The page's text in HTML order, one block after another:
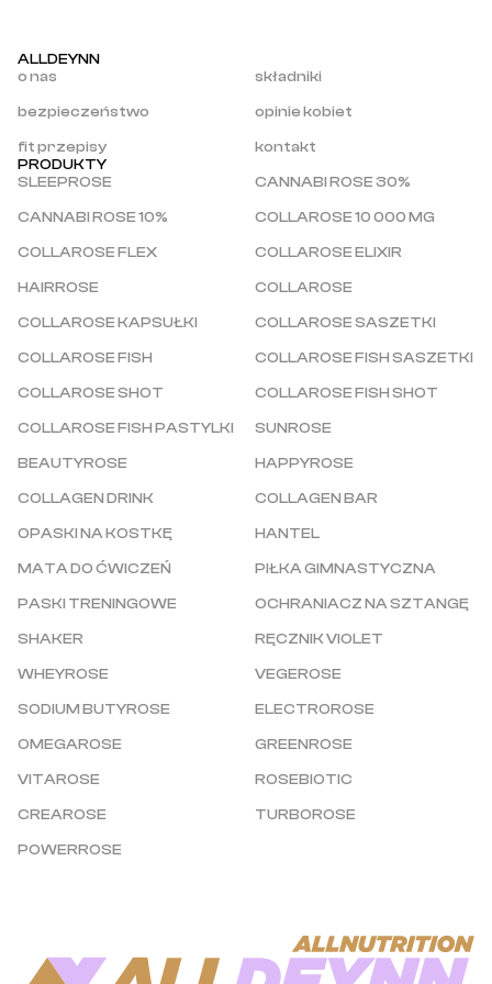
ALLDEYNN
o nas
składniki
bezpieczeństwo
opinie kobiet
fit przepisy
kontakt
PRODUKTY
SLEEPROSE
CANNABI ROSE 30%
CANNABI ROSE 10%
COLLAROSE 10 000 MG
COLLAROSE FLEX
COLLAROSE ELIXIR
HAIRROSE
COLLAROSE
COLLAROSE KAPSUŁKI
COLLAROSE SASZETKI
COLLAROSE FISH
COLLAROSE FISH SASZETKI
COLLAROSE SHOT
COLLAROSE FISH SHOT
COLLAROSE FISH PASTYLKI
SUNROSE
BEAUTYROSE
HAPPYROSE
COLLAGEN DRINK
COLLAGEN BAR
OPASKI NA KOSTKĘ
HANTEL
MATA DO ĆWICZEŃ
PIŁKA GIMNASTYCZNA
PASKI TRENINGOWE
OCHRANIACZ NA SZTANGĘ
SHAKER
RĘCZNIK VIOLET
WHEYROSE
VEGEROSE
SODIUM BUTYROSE
ELECTROROSE
OMEGAROSE
GREENROSE
VITAROSE
ROSEBIOTIC
CREAROSE
TURBOROSE
POWERROSE